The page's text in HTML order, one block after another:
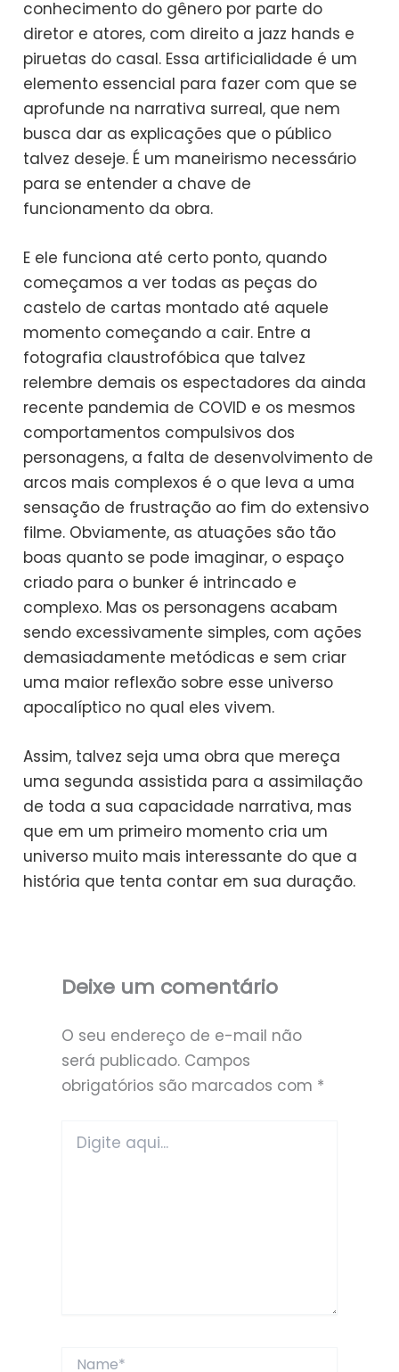
conhecimento do gênero por parte do
diretor e atores, com direito a jazz hands e
piruetas do casal. Essa artificialidade é um
elemento essencial para fazer com que se
aprofunde na narrativa surreal, que nem
busca dar as explicações que o público
talvez deseje. É um maneirismo necessário
para se entender a chave de
funcionamento da obra.
E ele funciona até certo ponto, quando
começamos a ver todas as peças do
castelo de cartas montado até aquele
momento começando a cair. Entre a
fotografia claustrofóbica que talvez
relembre demais os espectadores da ainda
recente pandemia de COVID e os mesmos
comportamentos compulsivos dos
personagens, a falta de desenvolvimento de
arcos mais complexos é o que leva a uma
sensação de frustração ao fim do extensivo
filme. Obviamente, as atuações são tão
boas quanto se pode imaginar, o espaço
criado para o bunker é intrincado e
complexo. Mas os personagens acabam
sendo excessivamente simples, com ações
demasiadamente metódicas e sem criar
uma maior reflexão sobre esse universo
apocalíptico no qual eles vivem.
Assim, talvez seja uma obra que mereça
uma segunda assistida para a assimilação
de toda a sua capacidade narrativa, mas
que em um primeiro momento cria um
universo muito mais interessante do que a
história que tenta contar em sua duração.
Deixe um comentário
O seu endereço de e-mail não
será publicado. Campos
obrigatórios são marcados com *
aqui...